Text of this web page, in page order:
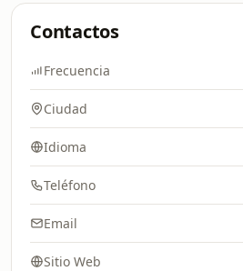
Contactos
Frecuencia
Ciudad
Idioma
Teléfono
Email
Sitio Web